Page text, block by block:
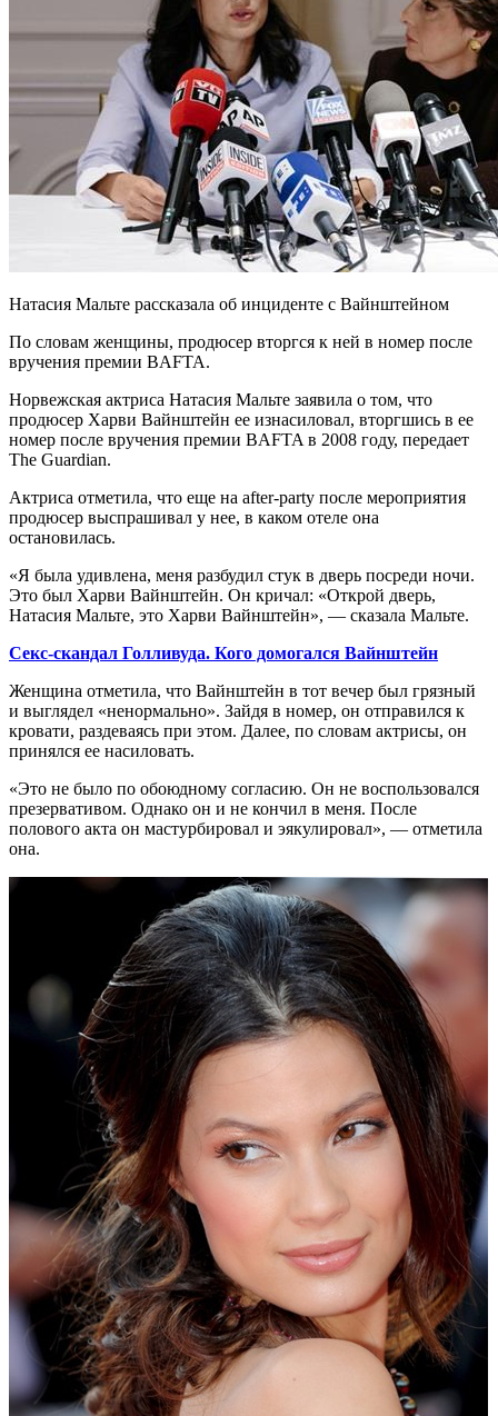
Натасия Мальте рассказала об инциденте с Вайнштейном
По словам женщины, продюсер вторгся к ней в номер после
вручения премии BAFTA.
Норвежская актриса Натасия Мальте заявила о том, что
продюсер Харви Вайнштейн ее изнасиловал, вторгшись в ее
номер после вручения премии BAFTA в 2008 году, передает
The Guardian.
Актриса отметила, что еще на after-party после мероприятия
продюсер выспрашивал у нее, в каком отеле она
остановилась.
«Я была удивлена, меня разбудил стук в дверь посреди ночи.
Это был Харви Вайнштейн. Он кричал: «Открой дверь,
Натасия Мальте, это Харви Вайнштейн», — сказала Мальте.
Секс-скандал Голливуда. Кого домогался Вайнштейн
Женщина отметила, что Вайнштейн в тот вечер был грязный
и выглядел «ненормально». Зайдя в номер, он отправился к
кровати, раздеваясь при этом. Далее, по словам актрисы, он
принялся ее насиловать.
«Это не было по обоюдному согласию. Он не воспользовался
презервативом. Однако он и не кончил в меня. После
полового акта он мастурбировал и эякулировал», — отметила
она.